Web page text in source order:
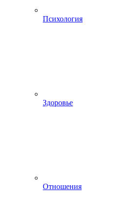
Психология
Здоровье
Отношения